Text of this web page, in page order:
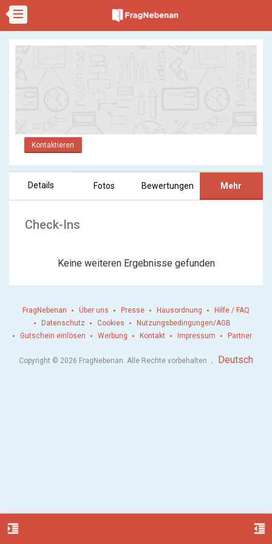
Kontaktieren
Details Fotos Bewertungen Mehr
Check-Ins
Keine weiteren Ergebnisse gefunden
format_indent_increase format_indent_decrease
FragNebenan Über uns Presse Hausordnung
Hilfe / FAQ
Datenschutz
Cookies
Nutzungsbedingungen/AGB
Gutschein einlösen
Werbung Kontakt Impressum Partner
Copyright © 2026 FragNebenan. Alle Rechte vorbehalten . Deutsch